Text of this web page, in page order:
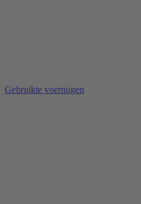
Gebruikte voertuigen